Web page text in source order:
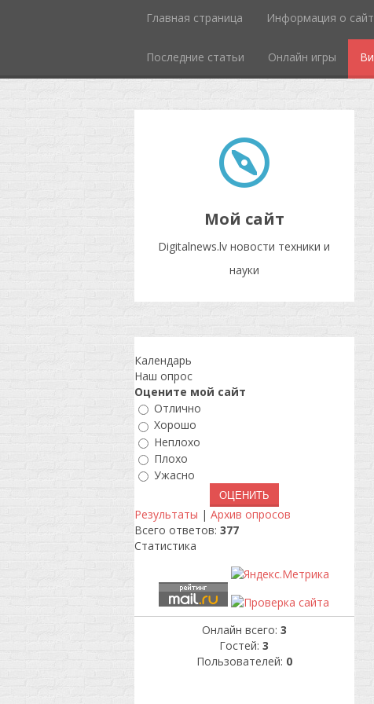
Главная страница Информация о
Последние статьи Онлайн игры
Мой сайт
Digitalnews.lv новости техники и
науки
Календарь
Наш опрос
Оцените мой сайт
Отлично
Хорошо
Неплохо
Плохо
Ужасно
Результаты | Архив опросов
Всего ответов: 377
Статистика
Онлайн всего: 3
Гостей: 3
Пользователей: 0